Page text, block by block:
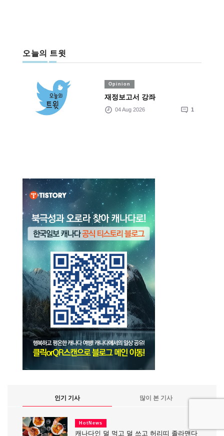
오늘의 트윗
Opinion
재정보고서 강좌
04 Aug 2026 1
인기 기사 많이 본 기사
HotNews
캐나다인 덜 먹고 덜 쓰고 허리띠 졸라맨다